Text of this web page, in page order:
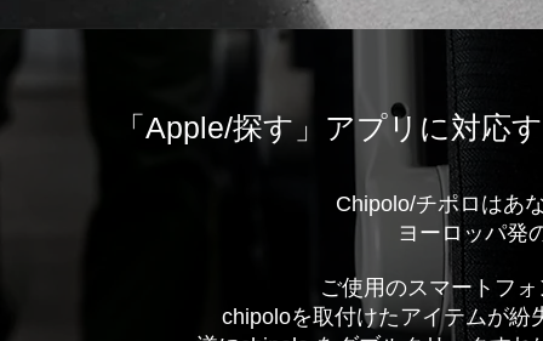
「Apple/探す」アプリに対応
Chipolo/チポロはあ
ヨーロッパ発
ご使用のスマートフ
chipoloを取付けたアイテムが紛